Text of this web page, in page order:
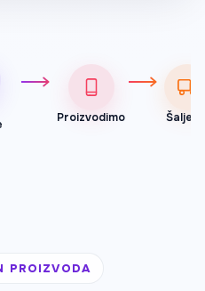
Proizvodimo
PROIZVODA